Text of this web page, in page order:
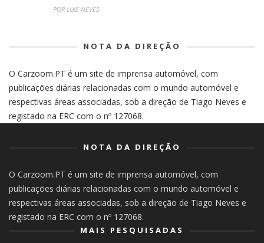
POR LUIS NEVES
NOTA DA DIREÇÃO
O Carzoom.PT é um site de imprensa automóvel, com
publicações diárias relacionadas com o mundo automóvel e
respectivas áreas associadas, sob a direção de Tiago Neves e
registado na ERC com o nº 127068.
NOTA DA DIREÇÃO
O Carzoom.PT é um site de imprensa automóvel, com
publicações diárias relacionadas com o mundo automóvel e
respectivas áreas associadas, sob a direção de Tiago Neves e
registado na ERC com o nº 127068.
MAIS PESQUISADAS